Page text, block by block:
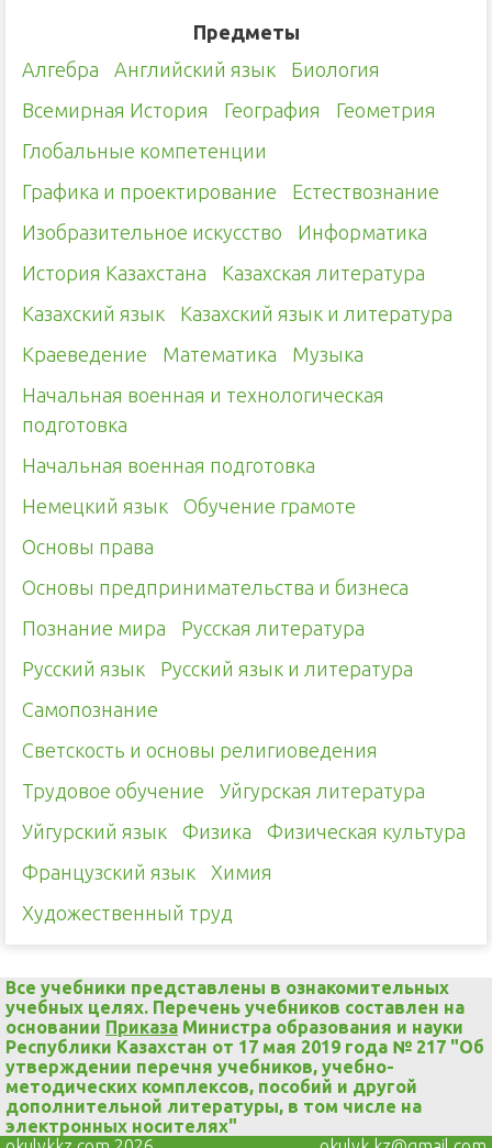
Предметы
Алгебра
Английский язык
Биология
Всемирная История
География
Геометрия
Глобальные компетенции
Графика и проектирование
Естествознание
Изобразительное искусство
Информатика
История Казахстана
Казахская литература
Казахский язык
Казахский язык и литература
Краеведение
Математика
Музыка
Начальная военная и технологическая
подготовка
Начальная военная подготовка
Немецкий язык
Обучение грамоте
Основы права
Основы предпринимательства и бизнеса
Познание мира
Русская литература
Русский язык
Русский язык и литература
Самопознание
Светскость и основы религиоведения
Трудовое обучение
Уйгурская литература
Уйгурский язык
Физика
Физическая культура
Французский язык
Химия
Художественный труд
Все учебники представлены в ознакомительных
учебных целях. Перечень учебников составлен на
основании Приказа Министра образования и науки
Республики Казахстан от 17 мая 2019 года № 217 "Об
утверждении перечня учебников, учебно-
методических комплексов, пособий и другой
дополнительной литературы, в том числе на
электронных носителях"